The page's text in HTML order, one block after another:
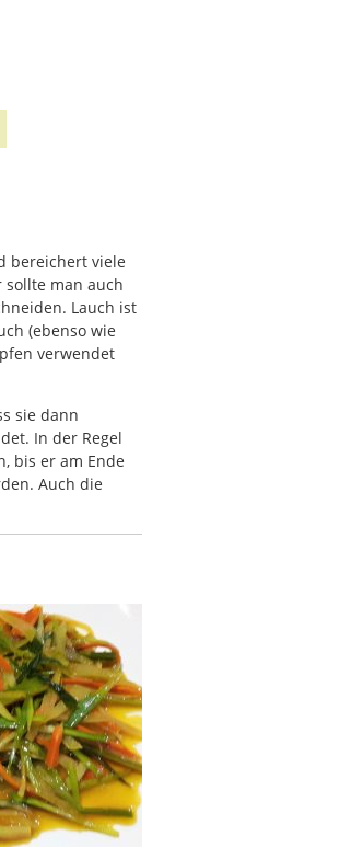
bereichert viele
man auch
Lauch ist
(ebenso wie
verwendet
sie dann
In der Regel
bis er am Ende
Auch die